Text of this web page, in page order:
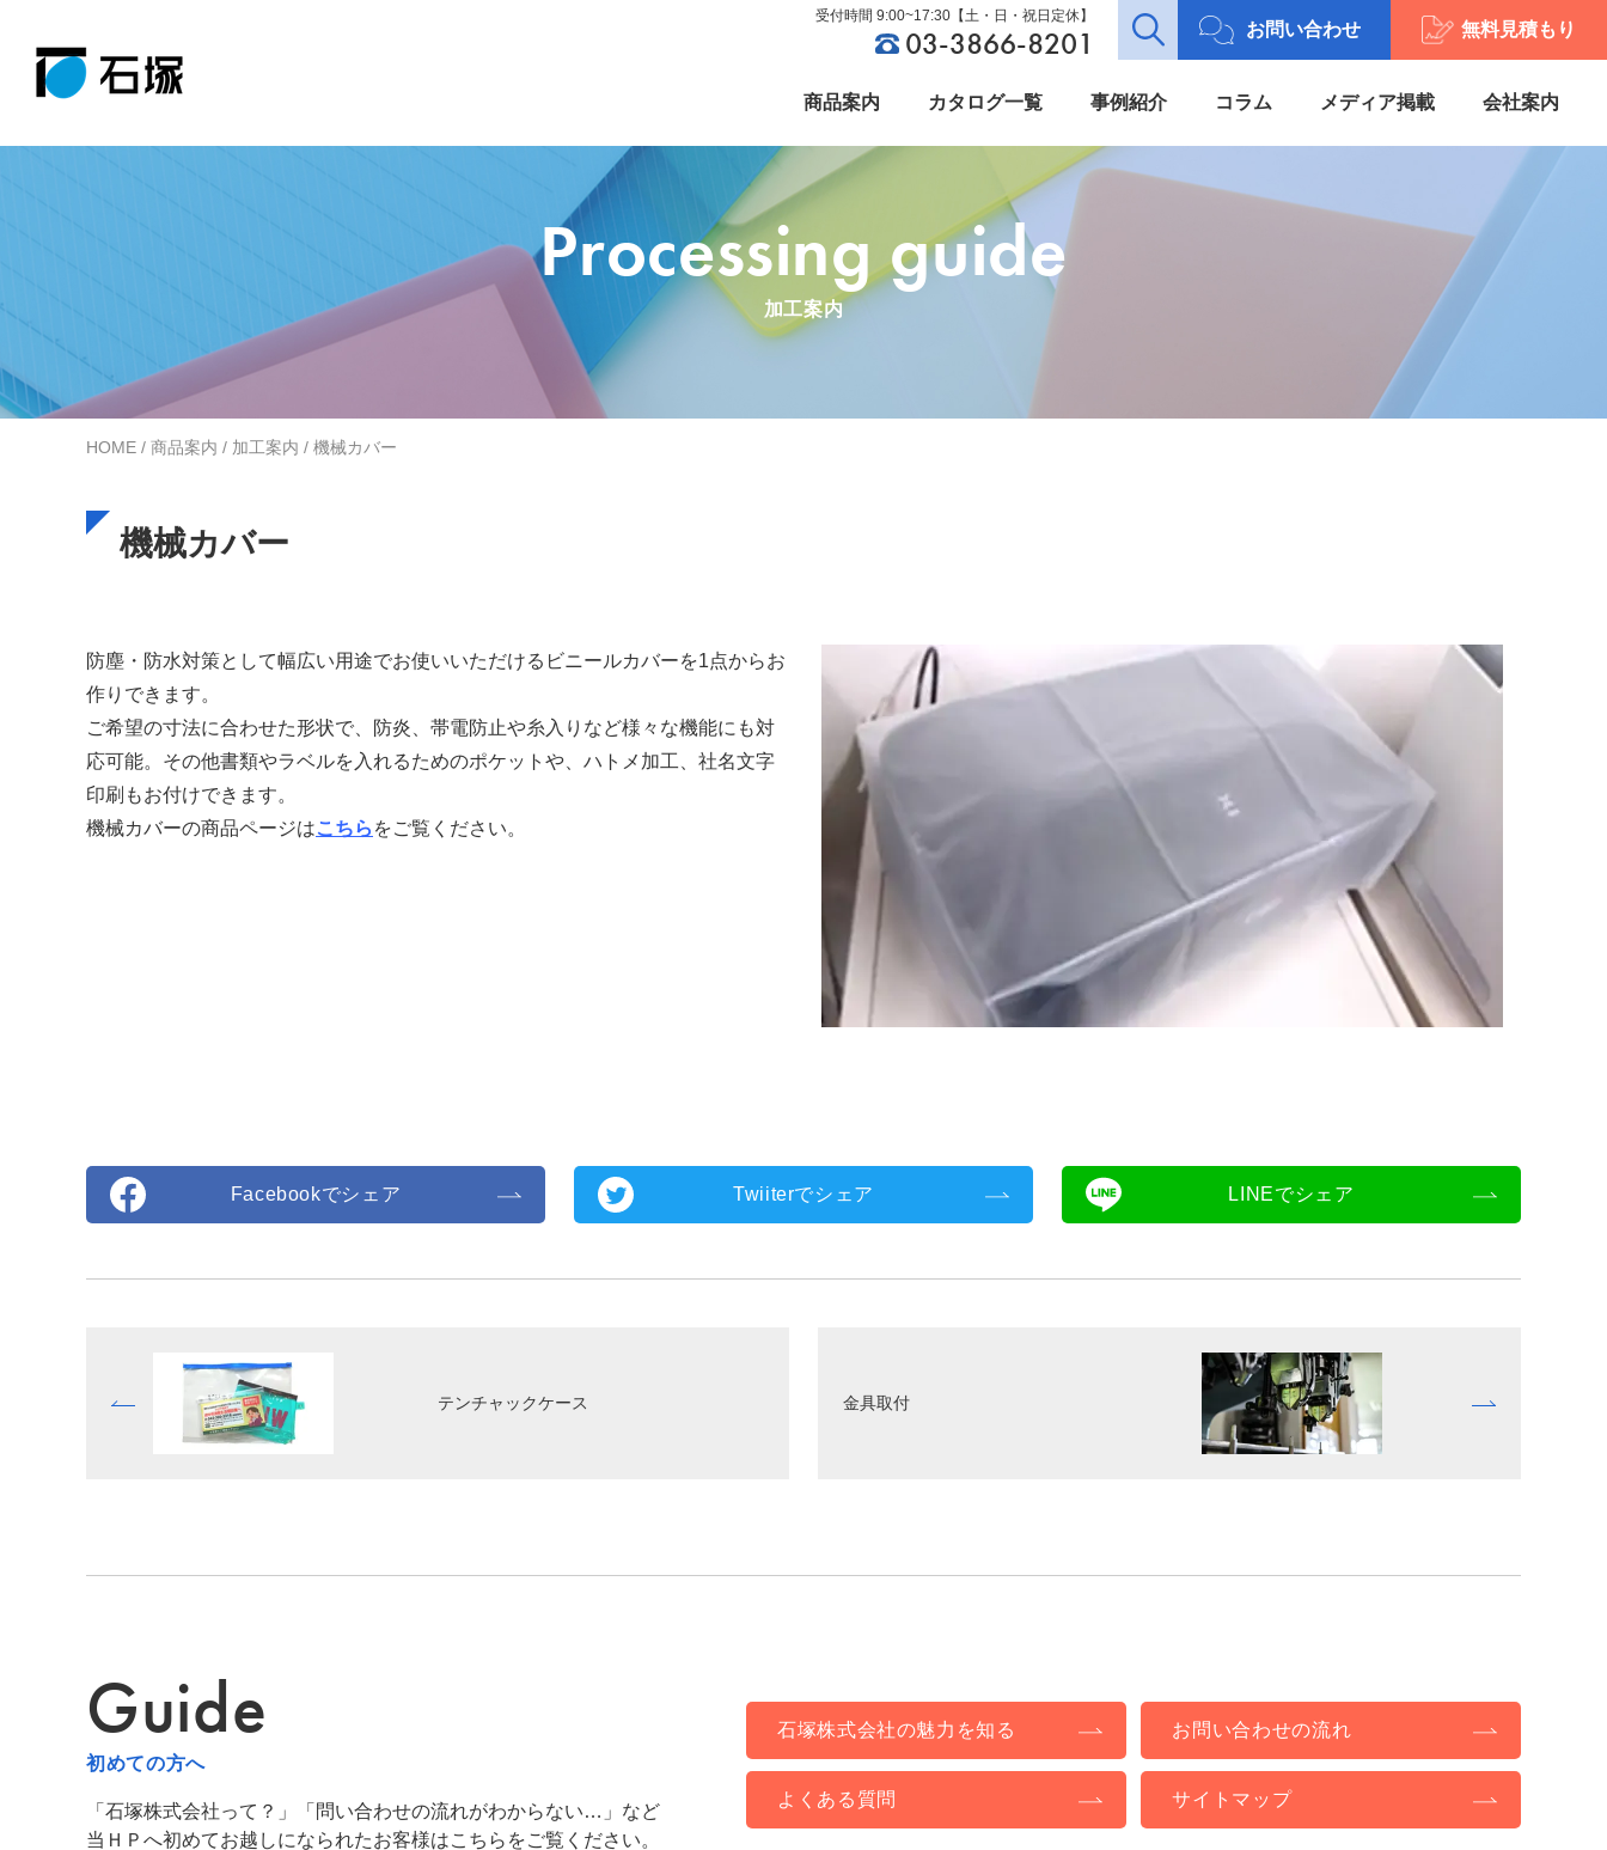
受付時間 9:00~17:30【土・日・祝日定休】
03-3866-8201 お問い合わせ 無料見積もり
商品案内
詳しく見る
ビニールカーテン
加工案内
カタログ一覧 事例紹介 コラム メディア掲載 会社案内
詳しく見る
社長ごあいさつ
プライバシーポリシー
Processing guide
加工案内
HOME / 商品案内 / 加工案内 / 機械カバー
機械カバー
防塵・防水対策として幅広い用途でお使いいただけるビニールカバーを1点からお
作りできます。
ご希望の寸法に合わせた形状で、防炎、帯電防止や糸入りなど様々な機能にも対
応可能。その他書類やラベルを入れるためのポケットや、ハトメ加工、社名文字
印刷もお付けできます。
機械カバーの商品ページはこちら をご覧ください。
Facebookでシェア Twiiterでシェア LINEでシェア
テンチャックケース 金具取付
Guide
初めての方へ
「石塚株式会社って？」「問い合わせの流れがわからない…」など
当ＨＰへ初めてお越しになられたお客様はこちらをご覧ください。
石塚株式会社の魅力を知る お問い合わせの流れ
よくある質問 サイトマップ